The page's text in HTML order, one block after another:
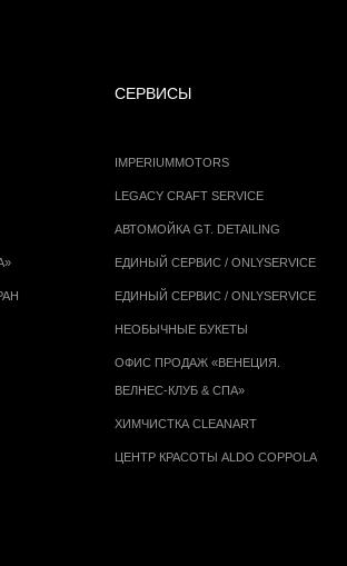
СЕРВИСЫ
IMPERIUMMOTORS
LEGACY CRAFT SERVICE
АВТОМОЙКА GT. DETAILING
ЕДИНЫЙ СЕРВИС / ONLYSERVICE
ЕДИНЫЙ СЕРВИС / ONLYSERVICE
НЕОБЫЧНЫЕ БУКЕТЫ
ОФИС ПРОДАЖ «ВЕНЕЦИЯ.
ВЕЛНЕС-КЛУБ & СПА»
ХИМЧИСТКА CLEANART
ЦЕНТР КРАСОТЫ ALDO COPPOLA